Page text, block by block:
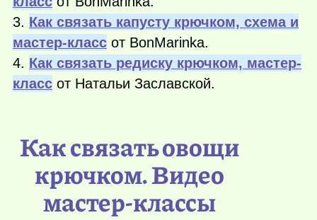
3. Как связать капусту крючком, схема и
мастер-класс от BonMarinka.
4. Как связать редиску крючком, мастер-
класс от Натальи Заславской.
Как связать овощи
крючком. Видео
мастер-классы